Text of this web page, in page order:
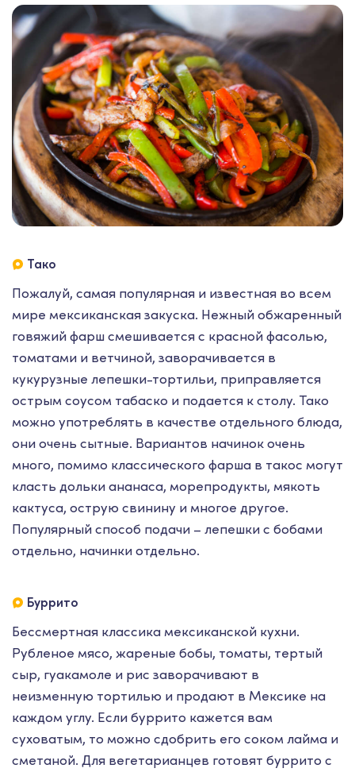
Тако
Пожалуй, самая популярная и известная во всем
мире мексиканская закуска. Нежный обжаренный
говяжий фарш смешивается с красной фасолью,
томатами и ветчиной, заворачивается в
кукурузные лепешки-тортильи, приправляется
острым соусом табаско и подается к столу. Тако
можно употреблять в качестве отдельного блюда,
они очень сытные. Вариантов начинок очень
много, помимо классического фарша в такос могут
класть дольки ананаса, морепродукты, мякоть
кактуса, острую свинину и многое другое.
Популярный способ подачи – лепешки с бобами
отдельно, начинки отдельно.
Буррито
Бессмертная классика мексиканской кухни.
Рубленое мясо, жареные бобы, томаты, тертый
сыр, гуакамоле и рис заворачивают в
неизменную тортилью и продают в Мексике на
каждом углу. Если буррито кажется вам
суховатым, то можно сдобрить его соком лайма и
сметаной. Для вегетарианцев готовят буррито с